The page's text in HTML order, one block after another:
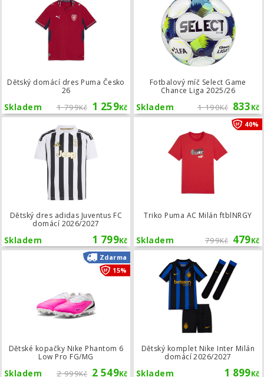
Dětský domácí dres Puma Česko
26
1 799Kč 1 259Kč
Skladem
Fotbalový míč Select Game
Chance Liga 2025/26
1 190Kč 833Kč
Skladem
Dětský dres adidas Juventus FC
domácí 2026/2027
1 799Kč
Skladem
Dětský dres adidas Juventus FC
Triko Puma AC Milán ftblNRGY
799Kč 479Kč
Skladem
40%
Dětské kopačky Nike Phantom 6
Low Pro FG/MG
2 999Kč 2 549Kč
Skladem
Zdarma
15%
Dětský komplet Nike Inter Milán
domácí 2026/2027
1 899Kč
Skladem